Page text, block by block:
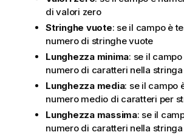
di valori zero
Stringhe vuote: se il campo è
numero di stringhe vuote
Lunghezza minima: se il
numero di caratteri nella
Lunghezza media: se il campo
numero medio di caratteri per
Lunghezza massima: se il
numero di caratteri nella